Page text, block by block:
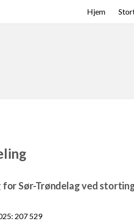
Hjem
Sør-Trøndelag ved
207 529